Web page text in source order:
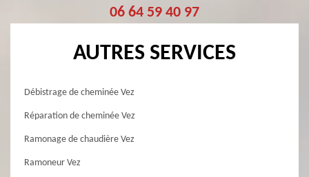
06 64 59 40 97
AUTRES SERVICES
Débistrage de cheminée Vez
Réparation de cheminée Vez
Ramonage de chaudière Vez
Ramoneur Vez